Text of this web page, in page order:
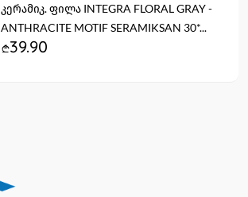
კერამიკ. ფილა INTEGRA FLORAL GRAY -
ANTHRACITE MOTIF SERAMIKSAN 30*...
39.90